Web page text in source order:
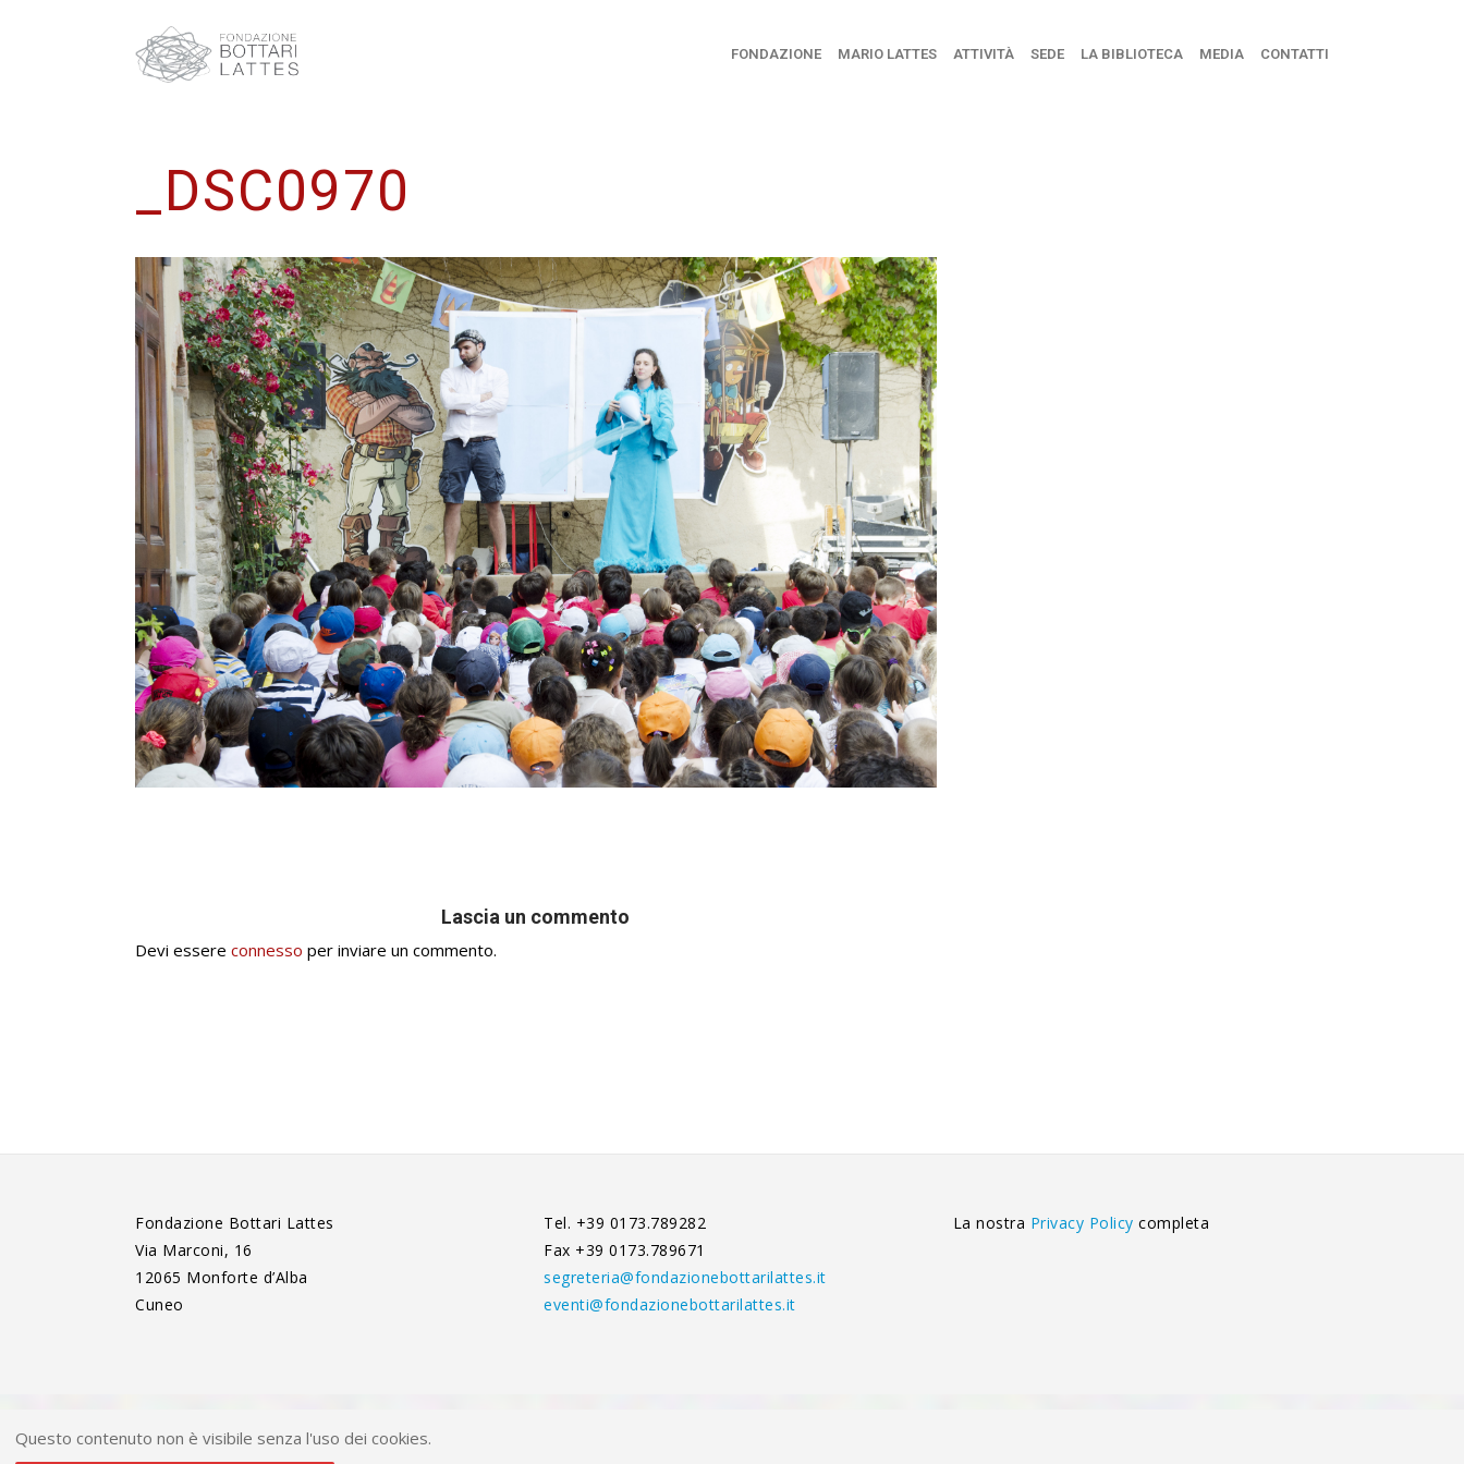
FONDAZIONE MARIO LATTES ATTIVITÀ SEDE LA BIBLIOTECA MEDIA CONTATTI
_DSC0970
Lascia un commento
Devi essere connesso per inviare un commento.
Fondazione Bottari Lattes
Via Marconi, 16
12065 Monforte d’Alba
Cuneo
Tel. +39 0173.789282
Fax +39 0173.789671
segreteria@fondazionebottarilattes.it
eventi@fondazionebottarilattes.it
La nostra Privacy Policycompleta
Questo contenuto non è visibile senza l'uso dei cookies.